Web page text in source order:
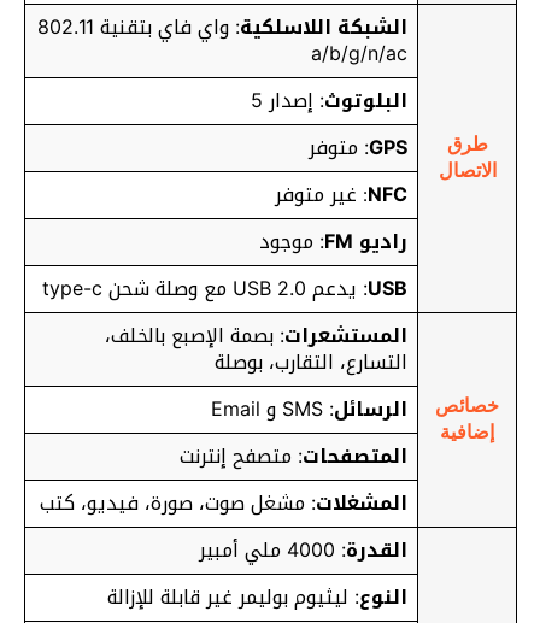
طرق
الاتصال
الشبكة اللاسلكية : واي فاي بتقنية 802.11
a/b/g/n/ac
البلوتوث: إصدار 5
GPS: متوفر
NFC
: غير متوفر
راديو FM
: موجود
USB: يدعمUSB 2.0 مع وصلة شحن type-c
خصائص
إضافية
المستشعرات: بصمة الإصبع بالخلف،
التسارع، التقارب، بوصلة
الرسائل: SMS و Email
المتصفحات: متصفح إنترنت
المشغلات: مشغل صوت، صورة، فيديو، كتب
القدرة: 4000 ملي أمبير
النوع: ليثيوم بوليمر غير قابلة للإزالة